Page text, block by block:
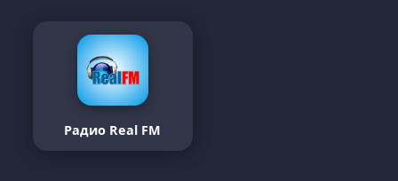
Радио Real FM